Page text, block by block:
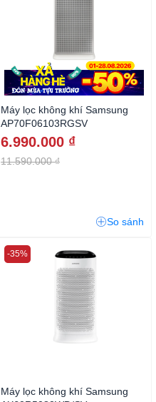
Máy lọc không khí Samsung
AP70F06103RGSV
6.990.000 ₫
11.590.000 ₫
So sánh
Máy lọc không khí Samsung
-35%